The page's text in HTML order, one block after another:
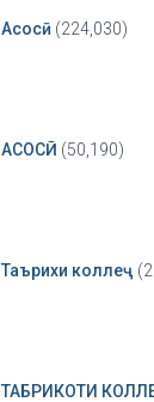
Асосӣ (224,030)
АСОСӢ (50,190)
Таърихи коллеҷ
ТАБРИКОТИ